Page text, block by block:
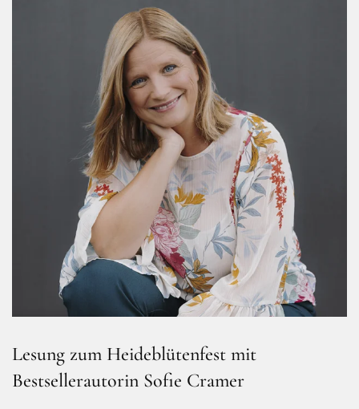
Lesung zum Heideblütenfest mit
Bestsellerautorin Sofie Cramer